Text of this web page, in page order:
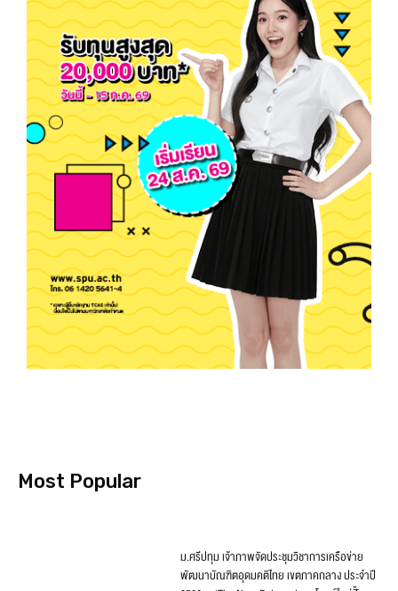
Most Popular
ม.ศรีปทุม เจ้าภาพจัดประชุมวิชาการเครือข่าย
พัฒนาบัณฑิตอุดมคติไทย เขตภาคกลาง ประจำปี